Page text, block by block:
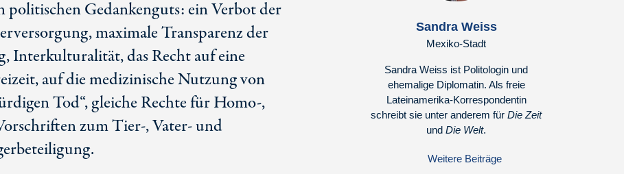
politischen Gedankenguts: ein Verbot der
maximale Transparenz der
Interkulturalität, das Recht auf eine
auf die medizinische Nutzung von
Tod“, gleiche Rechte für Homo-,
zum Tier-, Vater- und
Sandra Weiss
Mexiko-Stadt
Sandra Weiss ist Politologin und
ehemalige Diplomatin. Als freie
Lateinamerika-Korrespondentin
schreibt sie unter anderem für Die Zeit
und Die Welt.
Weitere Beiträge